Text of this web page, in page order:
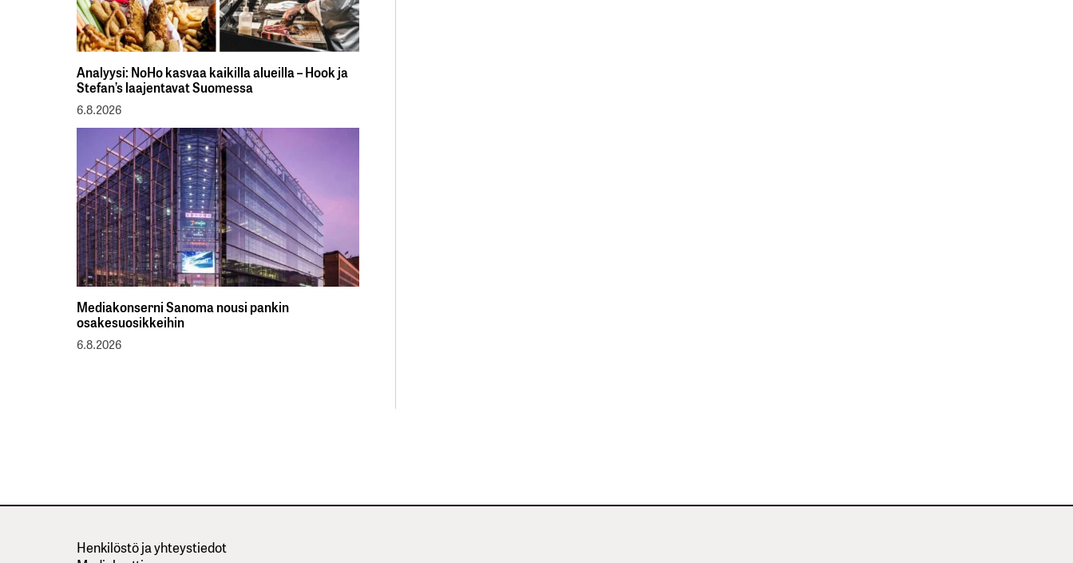
Analyysi: NoHo kasvaa kaikilla alueilla – Hook ja
Stefan’s laajentavat Suomessa
6.8.2026
Mediakonserni Sanoma nousi pankin
osakesuosikkeihin
6.8.2026
Henkilöstö ja yhteystiedot